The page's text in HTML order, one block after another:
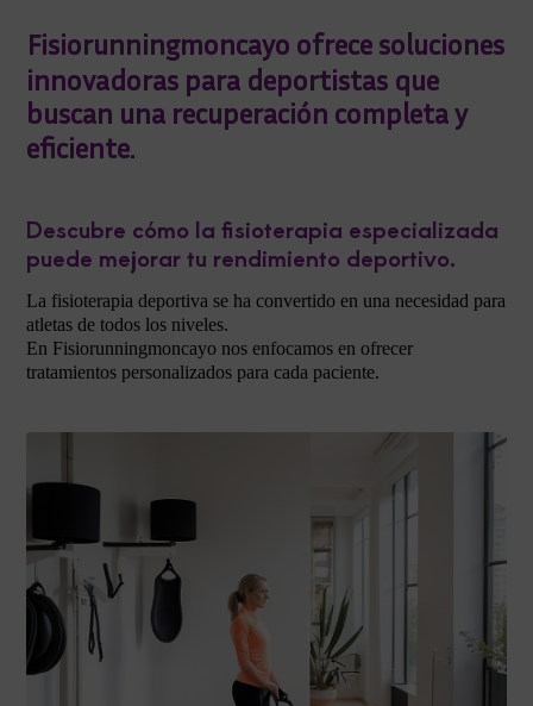
Fisiorunningmoncayo ofrece soluciones
innovadoras para deportistas que
buscan una recuperación completa y
eficiente.
Descubre cómo la fisioterapia especializada
puede mejorar tu rendimiento deportivo.
La fisioterapia deportiva se ha convertido en una necesidad para
atletas de todos los niveles.
En Fisiorunningmoncayo nos enfocamos en ofrecer
tratamientos personalizados para cada paciente.